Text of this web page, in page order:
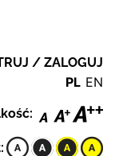
/ ZALOGUJ
PL EN